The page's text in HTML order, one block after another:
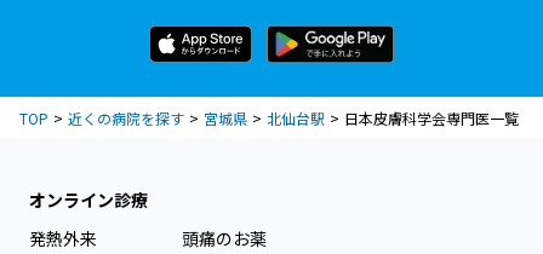
TOP 近くの病院を探す 宮城県 北仙台駅 日本皮膚科学会専門医一覧
オンライン診療
発熱外来
頭痛のお薬